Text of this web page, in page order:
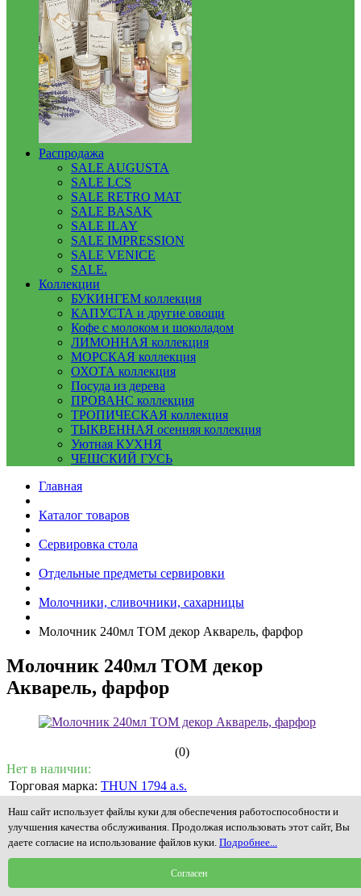
Распродажа
SALE AUGUSTA
SALE LCS
SALE RETRO MAT
SALE BASAK
SALE ILAY
SALE IMPRESSION
SALE VENICE
SALE.
Коллекции
БУКИНГЕМ коллекция
КАПУСТА и другие овощи
Кофе с молоком и шоколадом
ЛИМОННАЯ коллекция
МОРСКАЯ коллекция
ОХОТА коллекция
Посуда из дерева
ПРОВАНС коллекция
ТРОПИЧЕСКАЯ коллекция
ТЫКВЕННАЯ осенняя коллекция
Уютная КУХНЯ
ЧЕШСКИЙ ГУСЬ
Главная
Каталог товаров
Сервировка стола
Отдельные предметы сервировки
Молочники, сливочники, сахарницы
Молочник 240мл ТОМ декор Акварель, фарфор
Молочник 240мл ТОМ декор
Акварель, фарфор
(0)
Нет в наличии:
Торговая марка: THUN 1794 a.s.
ЛИМОННАЯ коллекция
Артикул:
P1180474JQZ3022000
Материал:
фарфор
Наш сайт использует файлы куки для обеспечения работоспособности и
улучшения качества обслуживания. Продолжая использовать этот сайт, Вы
даете согласие на использование файлов куки. Подробнее...
Согласен